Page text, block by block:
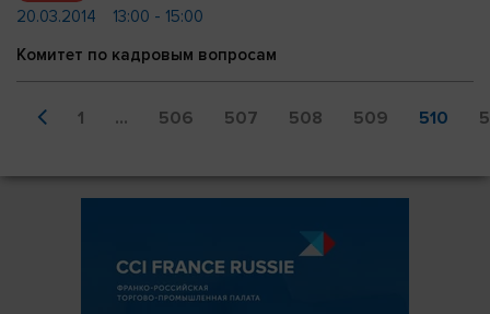
20.03.2014
13:00 - 15:00
Комитет по кадровым вопросам
1 ... 506 507 508 509 510